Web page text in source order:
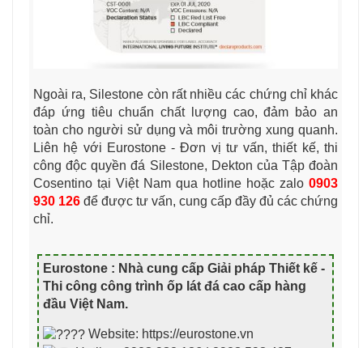
Ngoài ra, Silestone còn rất nhiều các chứng chỉ khác
đáp ứng tiêu chuẩn chất lượng cao, đảm bảo an
toàn cho người sử dụng và môi trường xung quanh.
Liên hệ với Eurostone - Đơn vị tư vấn, thiết kế, thi
công độc quyền đá Silestone, Dekton của Tập đoàn
Cosentino tại Việt Nam qua hotline hoặc zalo 0903
930 126 để được tư vấn, cung cấp đầy đủ các chứng
chỉ.
Eurostone : Nhà cung cấp Giải pháp Thiết kế -
Thi công công trình ốp lát đá cao cấp hàng
đầu Việt Nam.
Website: https://eurostone.vn